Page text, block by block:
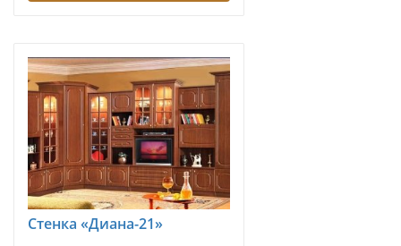
Стенка «Диана-21»